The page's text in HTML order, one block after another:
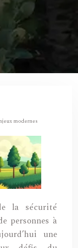
modernes
la sécurité
personnes à
une